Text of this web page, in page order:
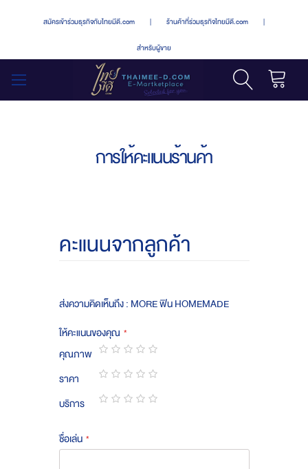
สมัครเข้าร่วมธุรกิจกับไทยมีดี.com | ร้านค้าที่ร่วมธุรกิจไทยมีดี.com |
สำหรับผู้ขาย
การให้คะแนนร้านค้า
คะแนนจากลูกค้า
ส่งความคิดเห็นถึง : MORE ฟิน HOMEMADE
ให้คะแนนของคุณ
คุณภาพ
1
star
2
stars
3
stars
4
stars
5
stars
ราคา
1
star
2
stars
3
stars
4
stars
5
stars
บริการ
ชื่อเล่น